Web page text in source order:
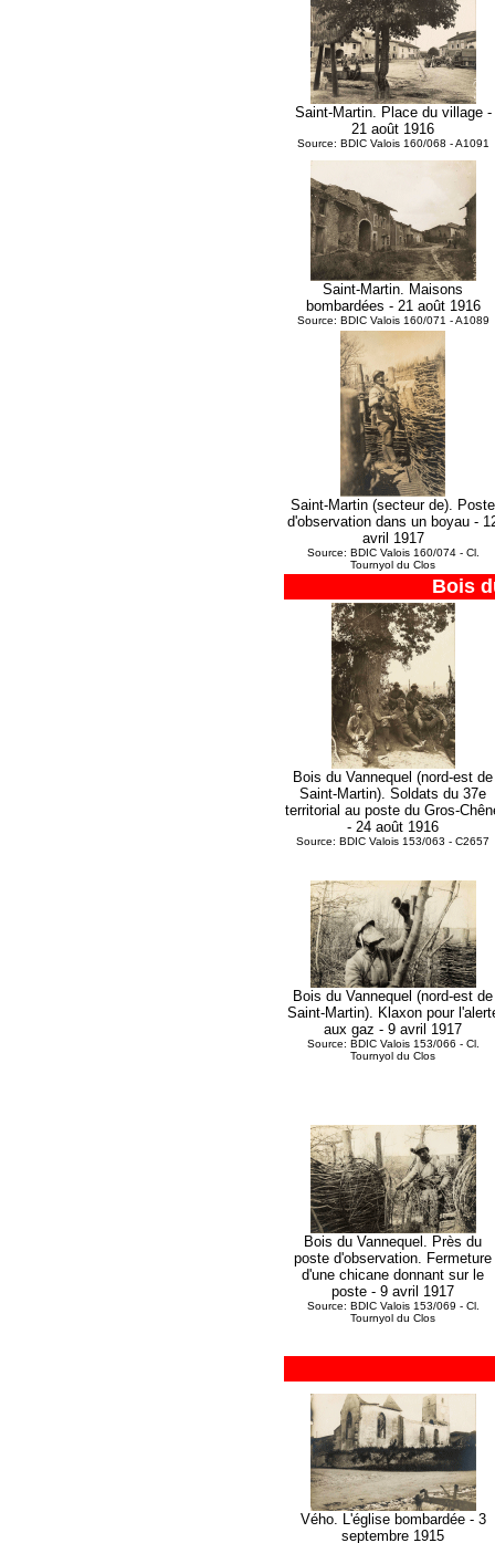
Saint-Martin. Place du village -
21 août 1916
Source: BDIC Valois 160/068 - A1091
Saint-Martin. Maisons
bombardées - 21 août 1916
Source: BDIC Valois 160/071 - A1089
Saint-Martin (secteur de). Poste
d'observation dans un boyau -
avril 1917
Source: BDIC Valois 160/074 - Cl.
Tournyol du Clos
Bois
Bois du Vannequel (nord-est de
Saint-Martin). Soldats du 37e
territorial au poste du Gros-
- 24 août 1916
Source: BDIC Valois 153/063 - C2657
Bois du Vannequel (nord-est de
Saint-Martin). Klaxon pour
aux gaz - 9 avril 1917
Source: BDIC Valois 153/066 - Cl.
Tournyol du Clos
Bois du Vannequel. Près du
poste d'observation. Fermeture
d'une chicane donnant sur le
poste - 9 avril 1917
Source: BDIC Valois 153/069 - Cl.
Tournyol du Clos
Vého. L'église bombardée - 3
septembre 1915